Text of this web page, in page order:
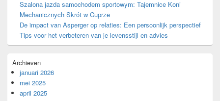
Szalona jazda samochodem sportowym: Tajemnice Koni
Mechanicznych Skrót w Cuprze
De impact van Asperger op relaties: Een persoonlijk perspectief
Tips voor het verbeteren van je levensstijl en advies
Archieven
januari 2026
mei 2025
april 2025